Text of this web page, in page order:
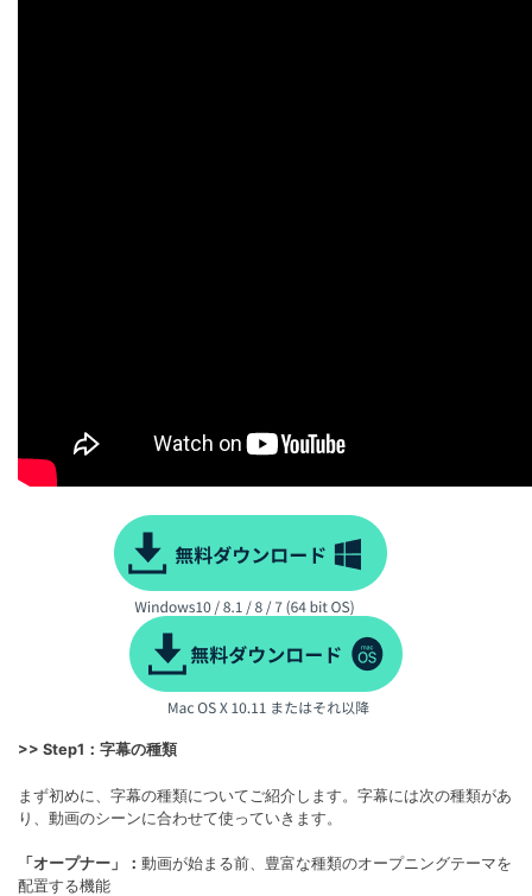
>> Step1：字幕の種類
まず初めに、字幕の種類についてご紹介します。字幕には次の種類があ
り、動画のシーンに合わせて使っていきます。
「オープナー」： 動画が始まる前、豊富な種類のオープニングテーマを
配置する機能